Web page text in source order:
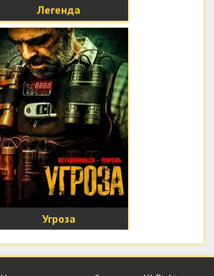
Легенда
Угроза